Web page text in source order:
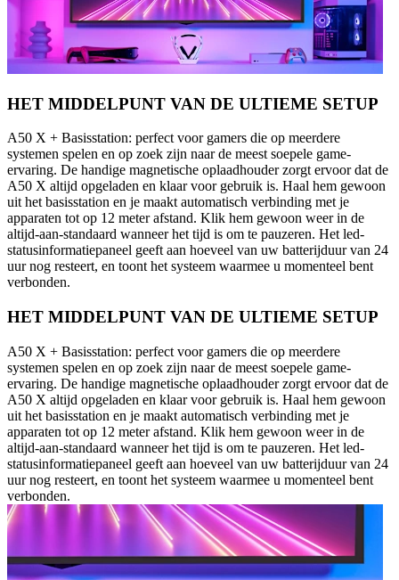
HET MIDDELPUNT VAN DE ULTIEME SETUP
A50 X + Basisstation: perfect voor gamers die op meerdere
systemen spelen en op zoek zijn naar de meest soepele game-
ervaring. De handige magnetische oplaadhouder zorgt ervoor dat de
A50 X altijd opgeladen en klaar voor gebruik is. Haal hem gewoon
uit het basisstation en je maakt automatisch verbinding met je
apparaten tot op 12 meter afstand. Klik hem gewoon weer in de
altijd-aan-standaard wanneer het tijd is om te pauzeren. Het led-
statusinformatiepaneel geeft aan hoeveel van uw batterijduur van 24
uur nog resteert, en toont het systeem waarmee u momenteel bent
verbonden.
HET MIDDELPUNT VAN DE ULTIEME SETUP
A50 X + Basisstation: perfect voor gamers die op meerdere
systemen spelen en op zoek zijn naar de meest soepele game-
ervaring. De handige magnetische oplaadhouder zorgt ervoor dat de
A50 X altijd opgeladen en klaar voor gebruik is. Haal hem gewoon
uit het basisstation en je maakt automatisch verbinding met je
apparaten tot op 12 meter afstand. Klik hem gewoon weer in de
altijd-aan-standaard wanneer het tijd is om te pauzeren. Het led-
statusinformatiepaneel geeft aan hoeveel van uw batterijduur van 24
uur nog resteert, en toont het systeem waarmee u momenteel bent
verbonden.